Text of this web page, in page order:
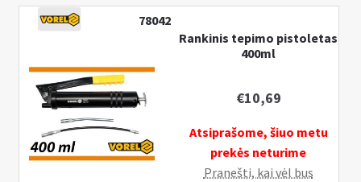
tepalui,
skaidrus
78042
Rankinis tepimo pistoletas
400ml
€10,69
Atsiprašome, šiuo metu
prekės neturime
Pranešti, kai vėl bus